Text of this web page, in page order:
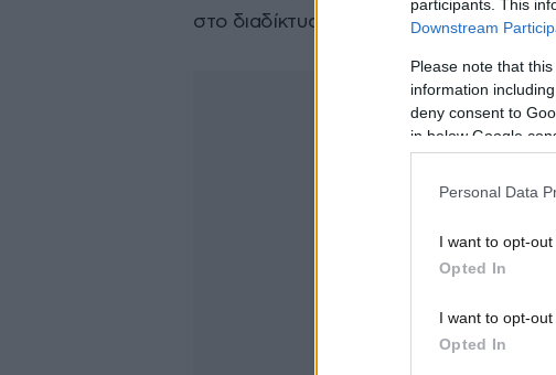
participants. This
Downstream
Please note that
information
deny consent to
in below Google
Personal Data
I want to opt-
Opted In
I want to opt-
Opted In
στο διαδίκτυο.